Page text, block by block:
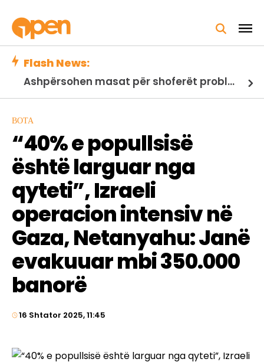
Flash News:
Ashpërsohen masat për shoferët problematikë, hyjnë në fuqi ndryshimet në Kodin Rrugor
BOTA
“40% e popullsisë
është larguar nga
qyteti”, Izraeli
operacion intensiv në
Gaza, Netanyahu: Janë
evakuuar mbi 350.000
banorë
16 Shtator 2025, 11:45